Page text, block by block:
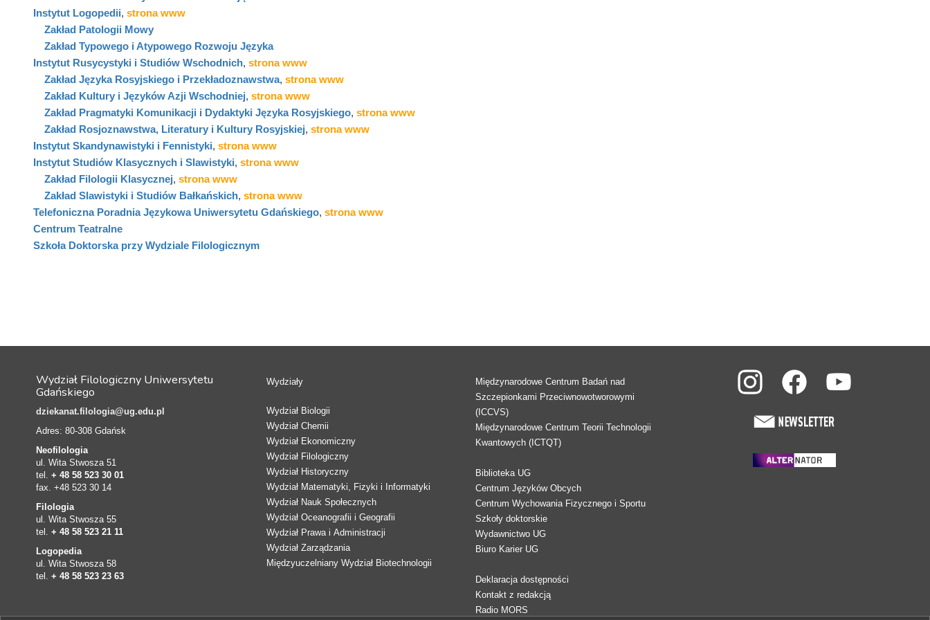
Instytut Logopedii, strona www
Zakład Patologii Mowy
Zakład Typowego i Atypowego Rozwoju Języka
Instytut Rusycystyki i Studiów Wschodnich, strona www
Zakład Języka Rosyjskiego i Przekładoznawstwa, strona www
Zakład Kultury i Języków Azji Wschodniej, strona www
Zakład Pragmatyki Komunikacji i Dydaktyki Języka Rosyjskiego, strona www
Zakład Rosjoznawstwa, Literatury i Kultury Rosyjskiej, strona www
Instytut Skandynawistyki i Fennistyki, strona www
Instytut Studiów Klasycznych i Slawistyki, strona www
Zakład Filologii Klasycznej, strona www
Zakład Slawistyki i Studiów Bałkańskich, strona www
Telefoniczna Poradnia Językowa Uniwersytetu Gdańskiego, strona www
Centrum Teatralne
Szkoła Doktorska przy Wydziale Filologicznym
Wydział Filologiczny Uniwersytetu
Gdańskiego
dziekanat.filologia@ug.edu.pl
Adres: 80-308 Gdańsk
Neofilologia
ul. Wita Stwosza 51
tel. + 48 58 523 30 01
fax. +48 523 30 14
Filologia
ul. Wita Stwosza 55
tel. + 48 58 523 21 11
Logopedia
ul. Wita Stwosza 58
tel. + 48 58 523 23 63
Wydziały
Wydział Biologii
Wydział Chemii
Wydział Ekonomiczny
Wydział Filologiczny
Wydział Historyczny
Wydział Matematyki, Fizyki i Informatyki
Wydział Nauk Społecznych
Wydział Oceanografii i Geografii
Wydział Prawa i Administracji
Wydział Zarządzania
Międzyuczelniany Wydział Biotechnologii
Międzynarodowe Centrum Badań nad
Szczepionkami Przeciwnowotworowymi
(ICCVS)
Międzynarodowe Centrum Teorii Technologii
Kwantowych (ICTQT)
Biblioteka UG
Centrum Języków Obcych
Centrum Wychowania Fizycznego i Sportu
Szkoły doktorskie
Wydawnictwo UG
Biuro Karier UG
Deklaracja dostępności
Kontakt z redakcją
Radio MORS